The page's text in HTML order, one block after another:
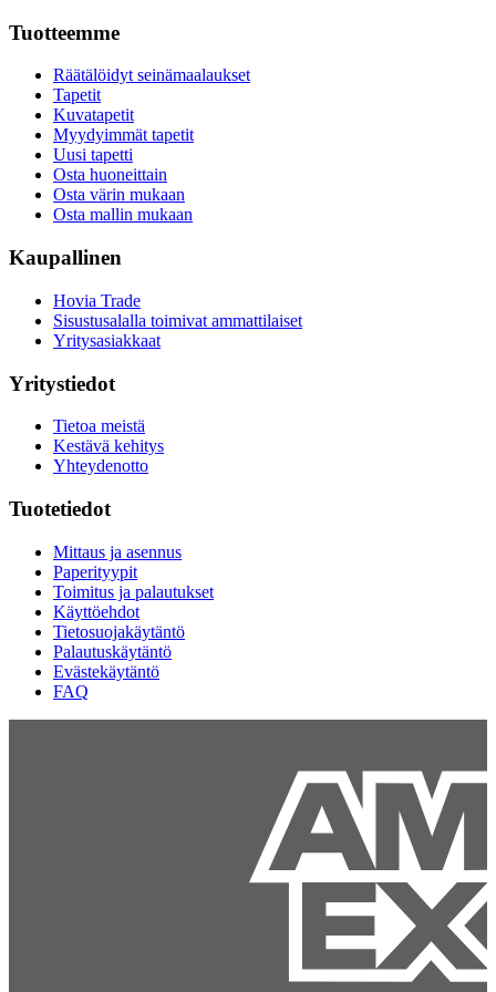
Tuotteemme
Räätälöidyt seinämaalaukset
Tapetit
Kuvatapetit
Myydyimmät tapetit
Uusi tapetti
Osta huoneittain
Osta värin mukaan
Osta mallin mukaan
Kaupallinen
Hovia Trade
Sisustusalalla toimivat ammattilaiset
Yritysasiakkaat
Yritystiedot
Tietoa meistä
Kestävä kehitys
Yhteydenotto
Tuotetiedot
Mittaus ja asennus
Paperityypit
Toimitus ja palautukset
Käyttöehdot
Tietosuojakäytäntö
Palautuskäytäntö
Evästekäytäntö
FAQ